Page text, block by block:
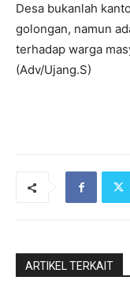
Desa bukanlah
golongan, namun
terhadap warga
(Adv/Ujang.S)
ARTIKEL TERKAIT